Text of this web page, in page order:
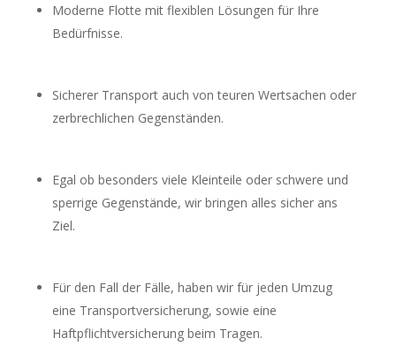
Moderne Flotte mit flexiblen Lösungen für Ihre
Bedürfnisse.
Sicherer Transport auch von teuren Wertsachen oder
zerbrechlichen Gegenständen.
Egal ob besonders viele Kleinteile oder schwere und
sperrige Gegenstände, wir bringen alles sicher ans
Ziel.
Für den Fall der Fälle, haben wir für jeden Umzug
eine Transportversicherung, sowie eine
Haftpflichtversicherung beim Tragen.